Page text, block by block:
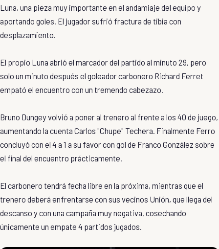
Luna, una pieza muy importante en el andamiaje del equipo y
aportando goles. El jugador sufrió fractura de tibia con
desplazamiento.
El propio Luna abrió el marcador del partido al minuto 29, pero
solo un minuto después el goleador carbonero Richard Ferret
empató el encuentro con un tremendo cabezazo.
Bruno Dungey volvió a poner al trenero al frente a los 40 de juego,
aumentando la cuenta Carlos "Chupe" Techera. Finalmente Ferro
concluyó con el 4 a 1 a su favor con gol de Franco González sobre
el final del encuentro prácticamente.
El carbonero tendrá fecha libre en la próxima, mientras que el
trenero deberá enfrentarse con sus vecinos Unión, que llega del
descanso y con una campaña muy negativa, cosechando
únicamente un empate 4 partidos jugados.